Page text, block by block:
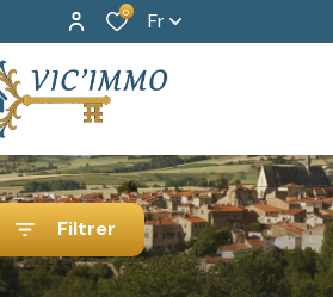
0 Fr
Filtrer